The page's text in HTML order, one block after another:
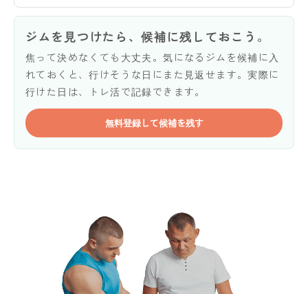
ジムを見つけたら、候補に残しておこう。
焦って決めなくても大丈夫。気になるジムを候補に入
れておくと、行けそうな日にまた見返せます。実際に
行けた日は、トレ活で記録できます。
無料登録して候補を残す